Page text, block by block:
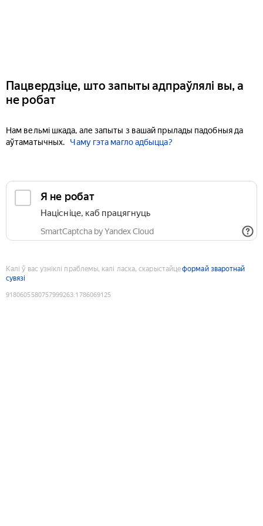
Пацвердзіце, што запыты адпраўлялі вы, а
не робат
Нам вельмі шкада, але запыты з вашай прылады падобныя да
аўтаматычных.
Чаму гэта магло адбыцца?
Я не робат
Націсніце, каб працягнуць
SmartCaptcha by Yandex Cloud
Калі ў вас узніклі праблемы, калі ласка, скарыстайцеформай зваротнай
сувязі
9180605580757999263:1786069125